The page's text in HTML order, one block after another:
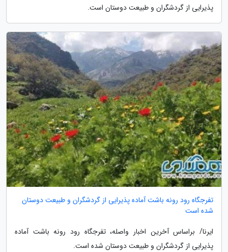
پذیرایی از گردشگران و طبیعت دوستان است.
تفرجگاه رود رونه باشت آماده پذیرایی از گردشگران و طبیعت دوستان
شده است
ایرنا/ براساس آخرین اخبار واصله، تفرجگاه رود رونه باشت آماده
پذیرایی از گردشگران و طبیعت دوستان شده است.